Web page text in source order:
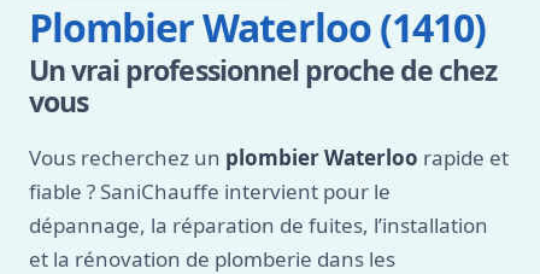
Plombier Waterloo (1410)
Un vrai professionnel proche de chez
vous
Vous recherchez un plombier Waterloo rapide et
fiable ? SaniChauffe intervient pour le
dépannage, la réparation de fuites, l’installation
et la rénovation de plomberie dans les